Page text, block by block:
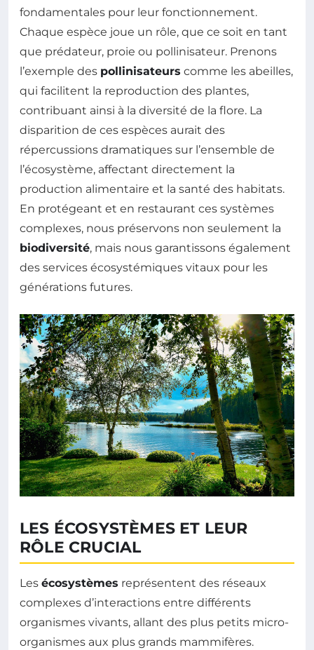
fondamentales pour leur fonctionnement.
Chaque espèce joue un rôle, que ce soit en tant
que prédateur, proie ou pollinisateur. Prenons
l’exemple des pollinisateurs comme les abeilles,
qui facilitent la reproduction des plantes,
contribuant ainsi à la diversité de la flore. La
disparition de ces espèces aurait des
répercussions dramatiques sur l’ensemble de
l’écosystème, affectant directement la
production alimentaire et la santé des habitats.
En protégeant et en restaurant ces systèmes
complexes, nous préservons non seulement la
biodiversité, mais nous garantissons également
des services écosystémiques vitaux pour les
générations futures.
LES ÉCOSYSTÈMES ET LEUR
RÔLE CRUCIAL
Les écosystèmes représentent des réseaux
complexes d’interactions entre différents
organismes vivants, allant des plus petits micro-
organismes aux plus grands mammifères.